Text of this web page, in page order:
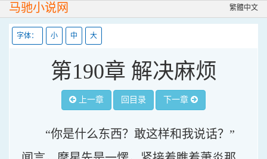
马驰小说网 繁體中文
字体： 小 中 大
第190章 解决麻烦
上一章 回目录 下一章
“你是什么东西？敢这样和我说话？”